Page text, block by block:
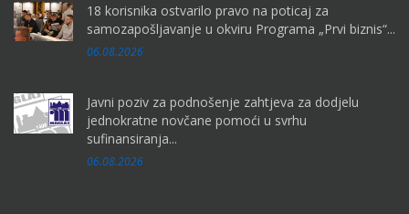
18 korisnika ostvarilo pravo na poticaj za
samozapošljavanje u okviru Programa „Prvi biznis“...
06.08.2026
Javni poziv za podnošenje zahtjeva za dodjelu
jednokratne novčane pomoći u svrhu
sufinansiranja...
06.08.2026